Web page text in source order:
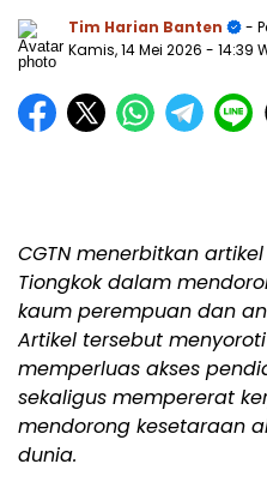
Tim Harian Banten
-
Kamis, 14 Mei 2026 - 14:39
CGTN menerbitkan
Tiongkok dalam
kaum perempuan dan
Artikel tersebut
memperluas akses
sekaligus mempererat
mendorong kesetaraan
dunia.